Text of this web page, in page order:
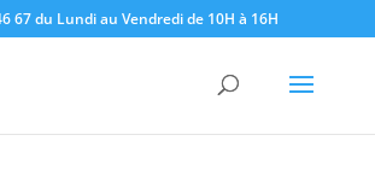
67 du Lundi au Vendredi de 10H à 16H